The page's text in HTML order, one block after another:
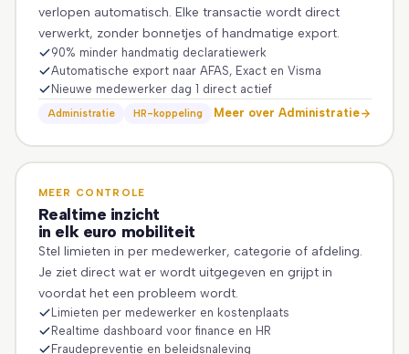
verlopen automatisch. Elke transactie wordt direct
verwerkt, zonder bonnetjes of handmatige export.
90% minder handmatig declaratiewerk
Automatische export naar AFAS, Exact en Visma
Nieuwe medewerker dag 1 direct actief
Administratie HR-koppeling Meer over Administratie
MEER CONTROLE
Realtime inzicht
in elk euro mobiliteit
Stel limieten in per medewerker, categorie of afdeling.
Je ziet direct wat er wordt uitgegeven en grijpt in
voordat het een probleem wordt.
Limieten per medewerker en kostenplaats
Realtime dashboard voor finance en HR
Fraudepreventie en beleidsnaleving